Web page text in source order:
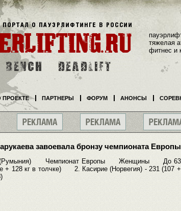
завоевала бронзу чемпионата Европы
Чемпионат Европы Женщины До 63
+ 128 кг в толчке) 2. Касирие (Норвегия) - 231
тяжелая
фитнес и
ПРОЕКТЕ ПАРТНЕРЫ ФОРУМ АНОНСЫ